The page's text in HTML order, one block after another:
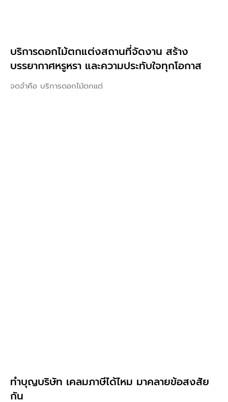
บริการดอกไม้ตกแต่งสถานที่จัดงาน สร้าง
บรรยากาศหรูหรา และความประทับใจทุกโอกาส
จดจำคือ บริการดอกไม้ตกแต่
ทําบุญบริษัท เคลมภาษีได้ไหม มาคลายข้อสงสัย
กัน